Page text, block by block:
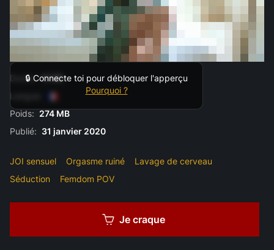
🔒 Connecte toi pour débloquer l'apperçu
Pourquoi ?
Durée: 11:00
Langue:
Poids: 274 MB
Publié: 31 janvier 2020
JOI sensuel Orgasme ruiné
Lavage de cerveau
Séduction
Femdom POV
Je craque